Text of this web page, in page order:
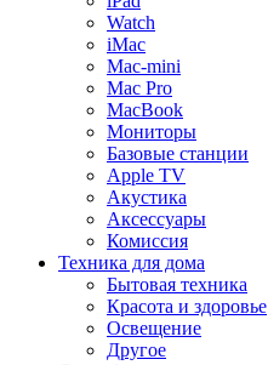
Watch
iMac
Mac-mini
Mac Pro
MacBook
Мониторы
Базовые станции
Apple TV
Акустика
Аксессуары
Комиссия
Техника для дома
Бытовая техника
Красота и здоровье
Освещение
Другое